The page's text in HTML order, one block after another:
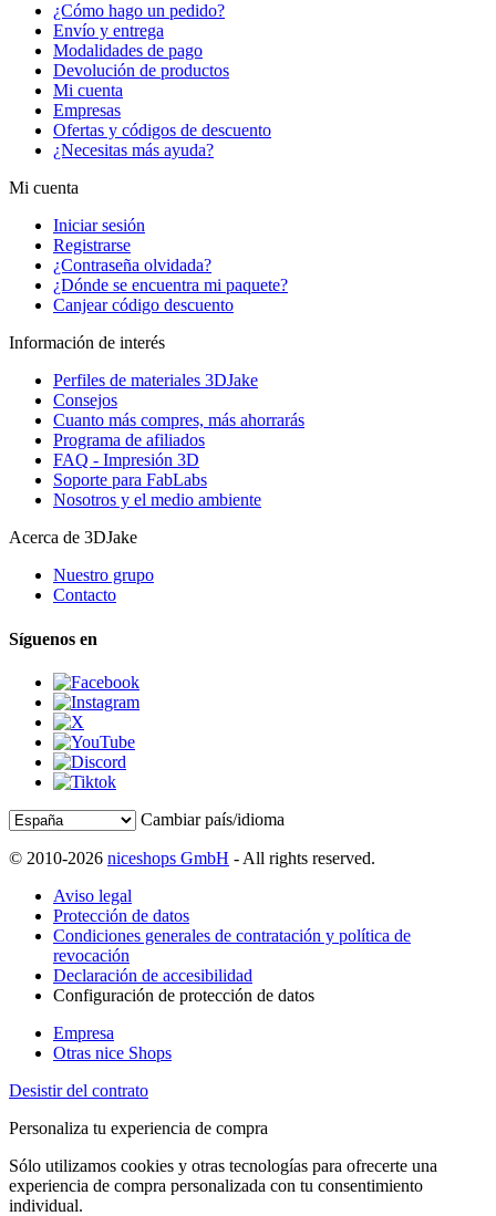
¿Cómo hago un pedido?
Envío y entrega
Modalidades de pago
Devolución de productos
Mi cuenta
Empresas
Ofertas y códigos de descuento
¿Necesitas más ayuda?
Mi cuenta
Iniciar sesión
Registrarse
¿Contraseña olvidada?
¿Dónde se encuentra mi paquete?
Canjear código descuento
Información de interés
Perfiles de materiales 3DJake
Consejos
Cuanto más compres, más ahorrarás
Programa de afiliados
FAQ - Impresión 3D
Soporte para FabLabs
Nosotros y el medio ambiente
Acerca de 3DJake
Nuestro grupo
Contacto
Síguenos en
Cambiar país/idioma
© 2010-2026 niceshops GmbH - All rights reserved.
Aviso legal
Protección de datos
Condiciones generales de contratación y política de
revocación
Declaración de accesibilidad
Configuración de protección de datos
Empresa
Otras nice Shops
Desistir del contrato
Personaliza tu experiencia de compra
Sólo utilizamos cookies y otras tecnologías para ofrecerte una
experiencia de compra personalizada con tu consentimiento
individual.